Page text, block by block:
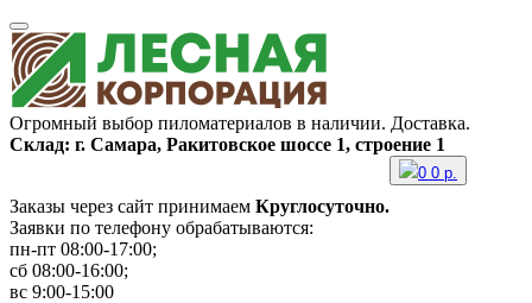
Огромный выбор пиломатериалов в наличии. Доставка.
Склад: г. Самара, Ракитовское шоссе 1, строение 1
Заказы через сайт принимаем Круглосуточно.
Заявки по телефону обрабатываются:
пн-пт 08:00-17:00;
сб 08:00-16:00;
вс 9:00-15:00
0 0 р.